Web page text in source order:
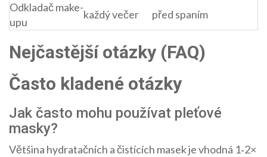
Odkladač make-
upu
každý večer před spaním
Nejčastější otázky (FAQ)
Často kladené otázky
Jak často mohu používat pleťové
masky?
Většina hydratačních a čistících masek je vhodná 1‑2×